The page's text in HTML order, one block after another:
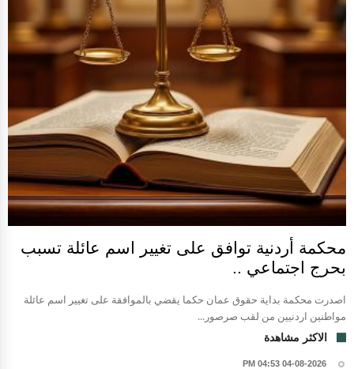
محكمة أردنية توافق على تغيير اسم عائلة تسبب
بحرج اجتماعي ..
اصدرت محكمة بداية حقوق عمان حكما يقضي بالموافقة على تغيير اسم عائلة
مواطنين اردنيين من لقب صرصور...
الاكثر مشاهدة
04-08-2026 04:53 PM